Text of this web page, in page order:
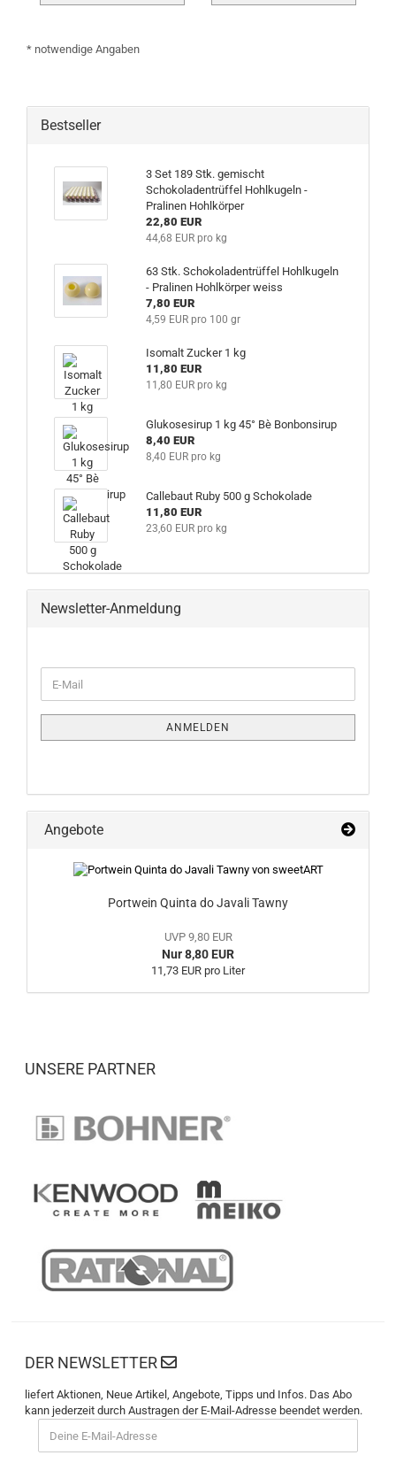
* notwendige Angaben
Bestseller
3 Set 189 Stk. gemischt
Schokoladentrüffel Hohlkugeln -
Pralinen Hohlkörper
22,80 EUR
44,68 EUR pro kg
63 Stk. Schokoladentrüffel Hohlkugeln
- Pralinen Hohlkörper weiss
7,80 EUR
4,59 EUR pro 100 gr
Isomalt Zucker 1 kg
11,80 EUR
11,80 EUR pro kg
Glukosesirup 1 kg 45° Bè Bonbonsirup
8,40 EUR
8,40 EUR pro kg
Callebaut Ruby 500 g Schokolade
11,80 EUR
23,60 EUR pro kg
Newsletter-Anmeldung
ZUR
E-
Mail
ANMELDEN
Angebote
Portwein Quinta do Javali Tawny
UVP 9,80 EUR
Nur 8,80 EUR
11,73 EUR pro Liter
UNSERE PARTNER
DER NEWSLETTER
liefert Aktionen, Neue Artikel, Angebote, Tipps und Infos. Das Abo
kann jederzeit durch Austragen der E-Mail-Adresse beendet werden.